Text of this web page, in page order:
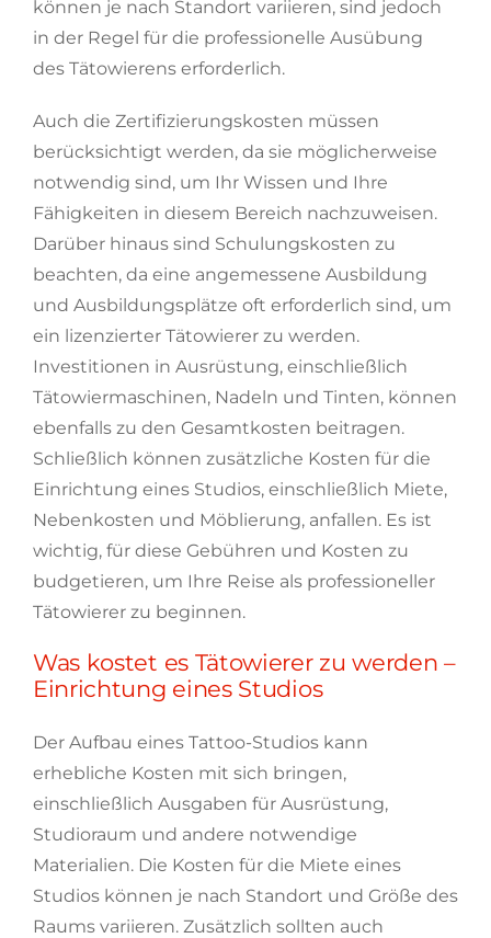
können je nach Standort variieren, sind jedoch
in der Regel für die professionelle Ausübung
des Tätowierens erforderlich.
Auch die Zertifizierungskosten müssen
berücksichtigt werden, da sie möglicherweise
notwendig sind, um Ihr Wissen und Ihre
Fähigkeiten in diesem Bereich nachzuweisen.
Darüber hinaus sind Schulungskosten zu
beachten, da eine angemessene Ausbildung
und Ausbildungsplätze oft erforderlich sind, um
ein lizenzierter Tätowierer zu werden.
Investitionen in Ausrüstung, einschließlich
Tätowiermaschinen, Nadeln und Tinten, können
ebenfalls zu den Gesamtkosten beitragen.
Schließlich können zusätzliche Kosten für die
Einrichtung eines Studios, einschließlich Miete,
Nebenkosten und Möblierung, anfallen. Es ist
wichtig, für diese Gebühren und Kosten zu
budgetieren, um Ihre Reise als professioneller
Tätowierer zu beginnen.
Was kostet es Tätowierer zu werden –
Einrichtung eines Studios
Der Aufbau eines Tattoo-Studios kann
erhebliche Kosten mit sich bringen,
einschließlich Ausgaben für Ausrüstung,
Studioraum und andere notwendige
Materialien. Die Kosten für die Miete eines
Studios können je nach Standort und Größe des
Raums variieren. Zusätzlich sollten auch